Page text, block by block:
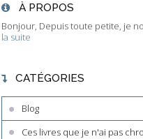
À PROPOS
Bonjour, Depuis toute petite, je
la suite
CATÉGORIES
Blog
Ces livres que je n'ai pas